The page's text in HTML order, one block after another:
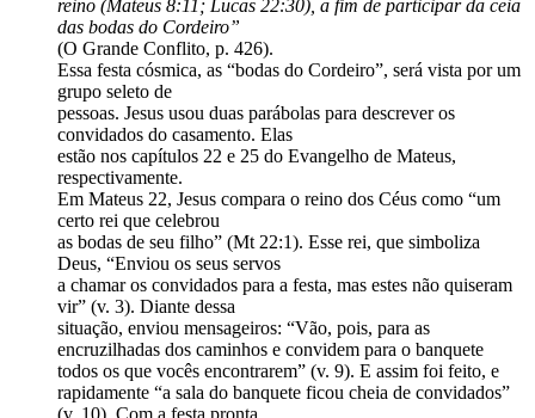
reino (Mateus 8:11; Lucas 22:30), a fim de participar da ceia
das bodas do Cordeiro”
(O Grande Conflito, p. 426).
Essa festa cósmica, as “bodas do Cordeiro”, será vista por um
grupo seleto de
pessoas. Jesus usou duas parábolas para descrever os
convidados do casamento. Elas
estão nos capítulos 22 e 25 do Evangelho de Mateus,
respectivamente.
Em Mateus 22, Jesus compara o reino dos Céus como “um
certo rei que celebrou
as bodas de seu filho” (Mt 22:1). Esse rei, que simboliza
Deus, “Enviou os seus servos
a chamar os convidados para a festa, mas estes não quiseram
vir” (v. 3). Diante dessa
situação, enviou mensageiros: “Vão, pois, para as
encruzilhadas dos caminhos e convidem para o banquete
todos os que vocês encontrarem” (v. 9). E assim foi feito, e
rapidamente “a sala do banquete ficou cheia de convidados”
(v. 10). Com a festa pronta,